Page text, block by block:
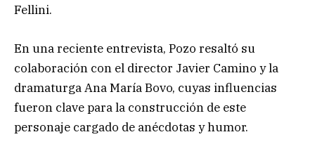
Fellini.
En una reciente entrevista, Pozo resaltó su
colaboración con el director Javier Camino y la
dramaturga Ana María Bovo, cuyas influencias
fueron clave para la construcción de este
personaje cargado de anécdotas y humor.